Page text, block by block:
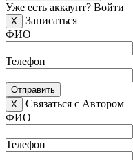
Уже есть аккаунт? Войти
X
Записаться
ФИО
Телефон
Отправить
X
Связаться с Автором
ФИО
Телефон